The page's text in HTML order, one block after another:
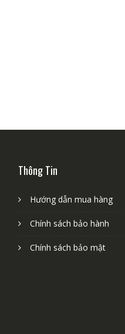
Thông Tin
Hướng dẫn mua hàng
Chính sách bảo hành
Chính sách bảo mật